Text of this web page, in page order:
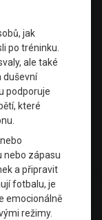
jak
po tréninku.
ale také
duševní
podporuje
které
nebo zápasu
a připravit
fotbalu, je
emocionálně
režimy.